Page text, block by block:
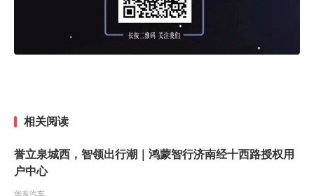
相关阅读
誉立泉城西，智领出行潮｜鸿蒙智行济南经十西路授权用
户中心
华东汽车